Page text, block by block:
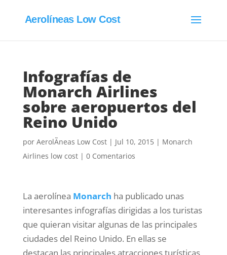
Aerolíneas Low Cost
Infografías de
Monarch Airlines
sobre aeropuertos del
Reino Unido
por AerolÃ­neas Low Cost| Jul 10, 2015| Monarch
Airlines low cost| 0 Comentarios
La aerolínea Monarch ha publicado unas
interesantes infografías dirigidas a los turistas
que quieran visitar algunas de las principales
ciudades del Reino Unido. En ellas se